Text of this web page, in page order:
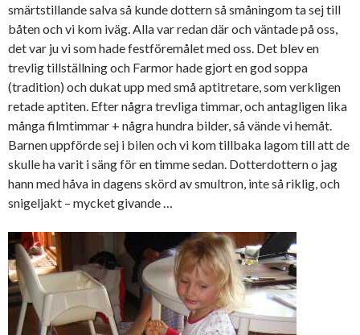
smärtstillande salva så kunde dottern så småningom ta sej till
båten och vi kom iväg. Alla var redan där och väntade på oss,
det var ju vi som hade festföremålet med oss. Det blev en
trevlig tillställning och Farmor hade gjort en god soppa
(tradition) och dukat upp med små aptitretare, som verkligen
retade aptiten. Efter några trevliga timmar, och antagligen lika
många filmtimmar + några hundra bilder, så vände vi hemåt.
Barnen uppförde sej i bilen och vi kom tillbaka lagom till att de
skulle ha varit i säng för en timme sedan. Dotterdottern o jag
hann med håva in dagens skörd av smultron, inte så riklig, och
snigeljakt – mycket givande …